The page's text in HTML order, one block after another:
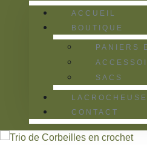
ACCUEIL
BOUTIQUE
PANIERS
SACS
LACROCHEUSE
CONTACT